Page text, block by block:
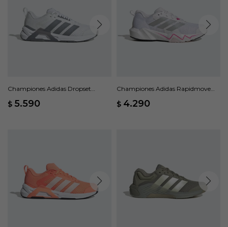
Championes Adidas Dropset
$ 5.590
Championes Adidas Rapidmove
$ 4.290